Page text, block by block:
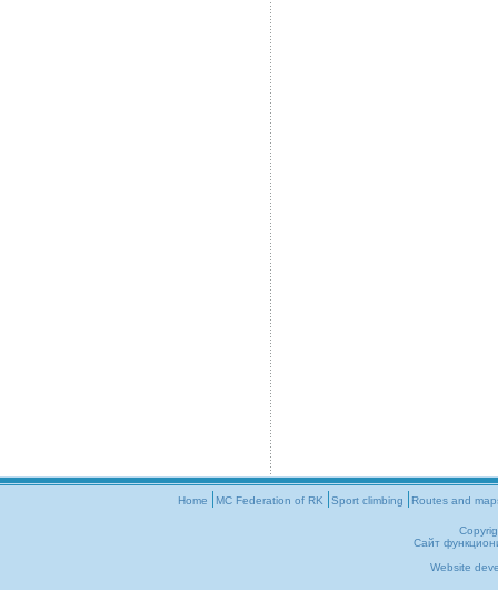
Home MC Federation of RK Sport climbing Routes and
Сайт
Website